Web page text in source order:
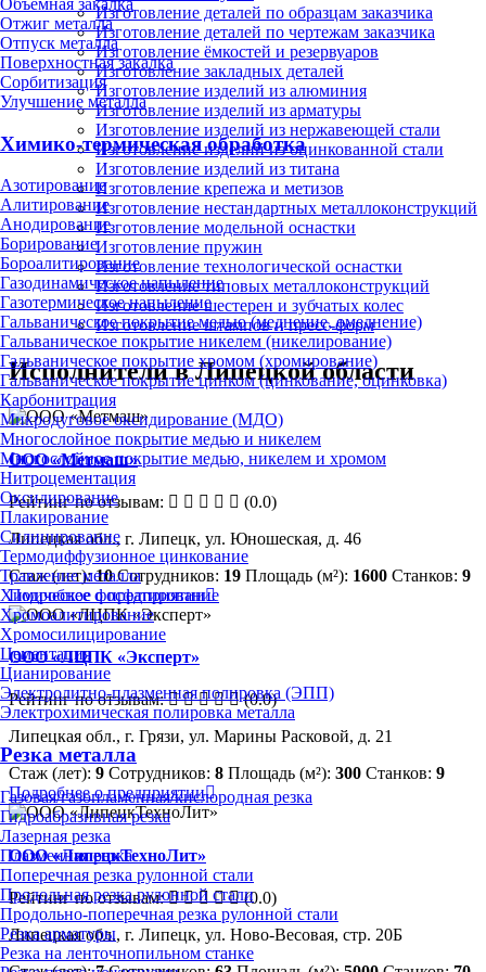
Отжиг металла
Отпуск металла
Поверхностная закалка
Сорбитизация
Улучшение металла
Химико-термическая обработка
Азотирование
Алитирование
Анодирование
Борирование
Бороалитирование
Газодинамическое напыление
Газотермическое напыление
Гальваническое покрытие медью (меднение, омеднение)
Гальваническое покрытие никелем (никелирование)
Гальваническое покрытие хромом (хромирование)
Гальваническое покрытие цинком (цинкование, оцинковка)
Карбонитрация
Микродуговое оксидирование (МДО)
Многослойное покрытие медью и никелем
Многослойное покрытие медью, никелем и хромом
Нитроцементация
Оксидирование
Плакирование
Силицирование
Термодиффузионное цинкование
Травление металла
Химическое фосфатирование
Хромоалитирование
Хромосилицирование
Цементация
Цианирование
Электролитно-плазменная полировка (ЭПП)
Электрохимическая полировка металла
Резка металла
Газовая/газопламенная/кислородная резка
Гидроабразивная резка
Лазерная резка
Плазменная резка
Поперечная резка рулонной стали
Продольная резка рулонной стали
Продольно-поперечная резка рулонной стали
Резка арматуры
Резка на ленточнопильном станке
Изготовление деталей по образцам заказчика
Изготовление деталей по чертежам заказчика
Изготовление ёмкостей и резервуаров
Изготовление закладных деталей
Изготовление изделий из алюминия
Изготовление изделий из арматуры
Изготовление изделий из нержавеющей стали
Изготовление изделий из оцинкованной стали
Изготовление изделий из титана
Изготовление крепежа и метизов
Изготовление нестандартных металлоконструкций
Изготовление модельной оснастки
Изготовление пружин
Изготовление технологической оснастки
Изготовление типовых металлоконструкций
Изготовление шестерен и зубчатых колес
Изготовление штампов и пресс-форм
Исполнители в Липецкой области
ООО «Метмаш»
Рейтинг по отзывам:
(0.0)
Липецкая обл., г. Липецк, ул. Юношеская, д. 46
Стаж (лет):10 Сотрудников: 19 Площадь (м²): 1600 Станков: 9
Подробнее о предприятии
ООО «ЛЦПК «Эксперт»
Рейтинг по отзывам:
(0.0)
Липецкая обл., г. Грязи, ул. Марины Расковой, д. 21
Стаж (лет): 9 Сотрудников: 8 Площадь (м²): 300 Станков: 9
Подробнее о предприятии
ООО «ЛипецкТехноЛит»
Рейтинг по отзывам:
(0.0)
Липецкая обл., г. Липецк, ул. Ново-Весовая, стр. 20Б